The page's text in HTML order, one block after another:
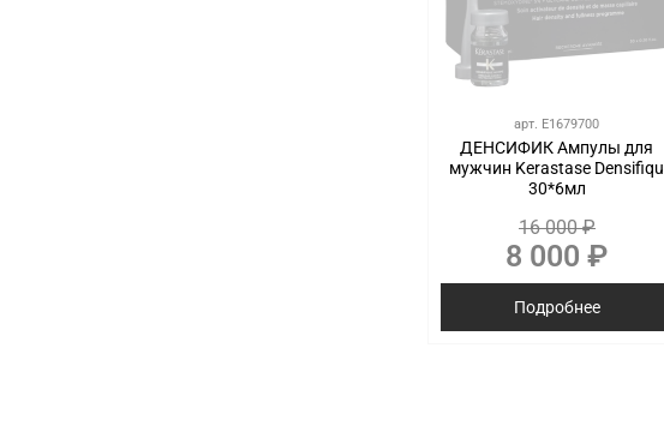
арт. E1679700
ДЕНСИФИК Ампулы для
мужчин Kerastase Densifiqu
30*6мл
16 000 ₽
8 000 ₽
Подробнее